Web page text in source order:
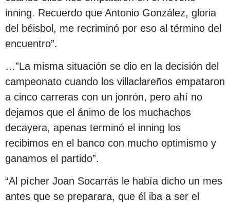
inning. Recuerdo que Antonio González, gloria
del béisbol, me recriminó por eso al término del
encuentro”.
…”La misma situación se dio en la decisión del
campeonato cuando los villaclareños empataron
a cinco carreras con un jonrón, pero ahí no
dejamos que el ánimo de los muchachos
decayera, apenas terminó el inning los
recibimos en el banco con mucho optimismo y
ganamos el partido”.
“Al pícher Joan Socarrás le había dicho un mes
antes que se preparara, que él iba a ser el